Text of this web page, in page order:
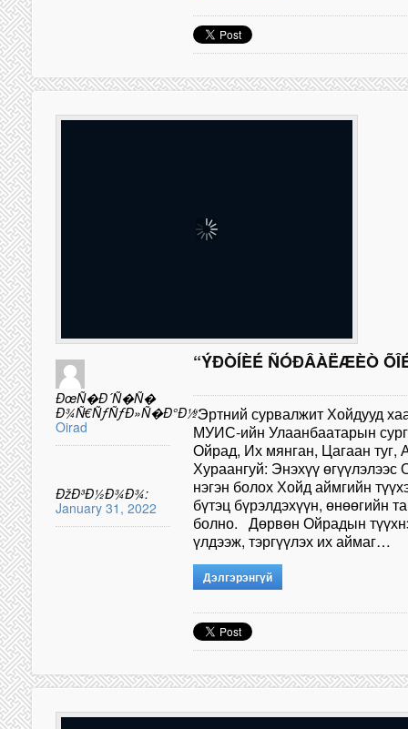
ÐœÑ�Ð´Ñ�Ñ�
Ð¾Ñ€ÑƒÑƒÐ»Ñ�Ð°Ð½:
Oirad
ÐžÐ³Ð½Ð¾Ð¾:
January 31, 2022
“ÝÐÒÍÈÉ ÑÓÐÂÀËÆÈÒ
“Эртний сурвалжит Хойдууд
МУИС-ийн Улаанбаатарын
Ойрад, Их мянган, Цагаан туг,
Хураангуй: Энэхүү
нэгэн болох Хойд аймгийн
бүтэц бүрэлдэхүүн, өнөөгийн
болно. Дөрвөн Ойрадын
үлдээж, тэргүүлэх их аймаг…
Дэлгэрэнгүй